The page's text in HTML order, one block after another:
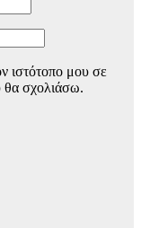
ιστότοπο μου σε
θα σχολιάσω.